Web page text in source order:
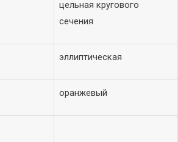
цельная кругового
сечения
эллиптическая
оранжевый